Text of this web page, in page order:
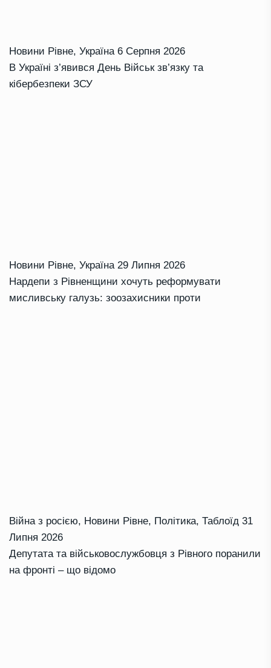
Новини Рівне, Україна 6 Серпня 2026
В Україні з’явився День Військ зв’язку та
кібербезпеки ЗСУ
Новини Рівне, Україна 29 Липня 2026
Нардепи з Рівненщини хочуть реформувати
мисливську галузь: зоозахисники проти
Війна з росією, Новини Рівне, Політика, Таблоїд 31
Липня 2026
Депутата та військовослужбовця з Рівного поранили
на фронті – що відомо